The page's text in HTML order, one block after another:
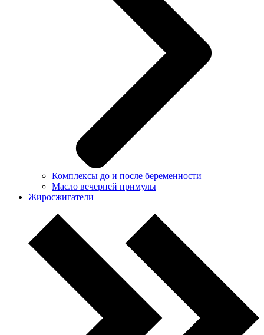
Комплексы до и после беременности
Масло вечерней примулы
Жиросжигатели